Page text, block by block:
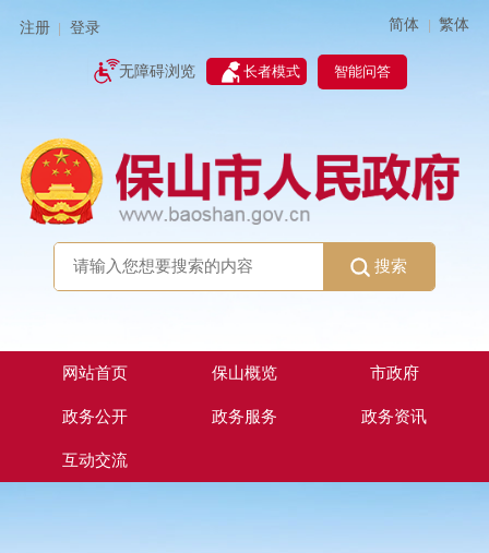
注册 登录 简体 | 繁体
无障碍浏览 长者模式 智能问答
搜索
网站首页 保山概览 市政府
政务公开 政务服务 政务资讯
互动交流